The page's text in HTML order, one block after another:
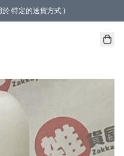
特定的送貨方式 )